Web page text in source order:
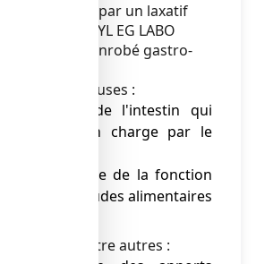
être traitée par un laxatif
BISACODYL EG LABO
comprimé enrobé gastro-
liée à deux causes :
maladie de l'intestin qui
une prise en charge par le
déséquilibre de la fonction
dû aux habitudes alimentaires
comporte entre autres :